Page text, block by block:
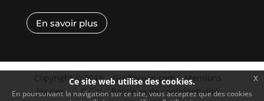
En savoir plus
Copyright © 2019| Graffocean.com | Mentions
légales | | C.G.V. |Politique de confidentialité
Ce site web utilise des cookies.
En poursuivant la navigation sur ce site, vous acceptez que des cookies
x